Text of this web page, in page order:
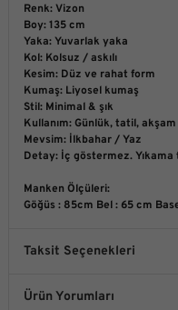
Renk: Vizon
Boy: 135 cm
Yaka: Yuvarlak yaka
Kol: Kolsuz / askılı
Kesim: Düz ve rahat form
Kumaş: Liyosel kumaş
Stil: Minimal & şık
Kullanım: Günlük, tatil,
Mevsim: İlkbahar / Yaz
Detay: İç göstermez.
Manken Ölçüleri:
Göğüs : 85cm Bel : 65 cm
Taksit Seçenekleri
Ürün Yorumları